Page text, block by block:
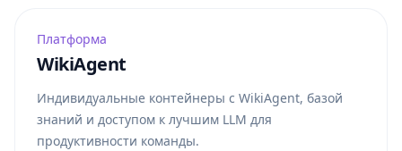
Платформа
WikiAgent
Индивидуальные контейнеры с WikiAgent, базой
знаний и доступом к лучшим LLM для
продуктивности команды.